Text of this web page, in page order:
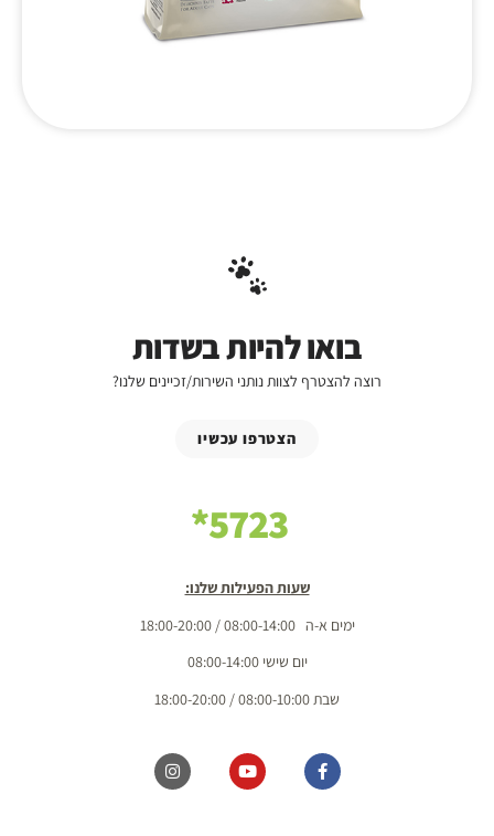
בואו להיות בשדות
רוצה להצטרף לצוות נותני השירות/זכיינים שלנו?
הצטרפו עכשיו
5723*
שעות הפעילות שלנו:
ימים א-ה 08:00-14:00 / 18:00-20:00
יום שישי 08:00-14:00
שבת 08:00-10:00 / 18:00-20:00